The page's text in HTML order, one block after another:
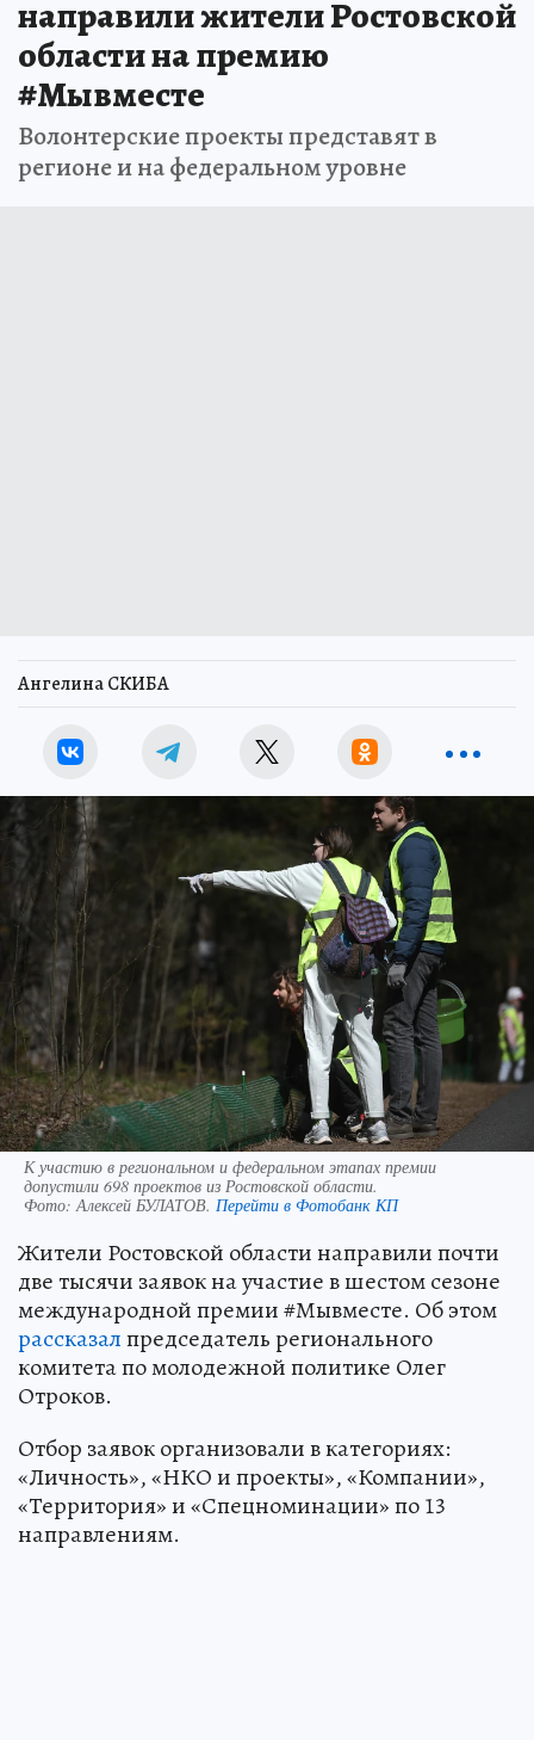
направили жители Ростовской
области на премию
#Мывместе
Волонтерские проекты представят в
регионе и на федеральном уровне
Ангелина СКИБА
К участию в региональном и федеральном этапах премии
допустили 698 проектов из Ростовской области.
Фото:Алексей БУЛАТОВ. Перейти в Фотобанк КП
Жители Ростовской области направили почти
две тысячи заявок на участие в шестом сезоне
международной премии #Мывместе. Об этом
рассказалпредседатель регионального
комитета по молодежной политике Олег
Отроков.
Отбор заявок организовали в категориях:
«Личность», «НКО и проекты», «Компании»,
«Территория» и «Спецноминации» по 13
направлениям.